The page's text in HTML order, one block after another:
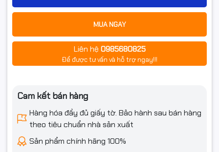
MUA NGAY
Liên hệ 0985680825
Để được tư vấn và hỗ trợ ngay!!!
Cam kết bán hàng
Hàng hóa đầy đủ giấy tờ. Bảo hành sau bán hàng
theo tiêu chuẩn nhà sản xuất
Sản phẩm chính hãng 100%